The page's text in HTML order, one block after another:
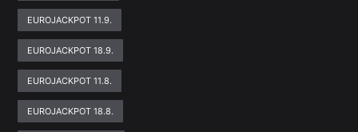
EUROJACKPOT 11.9.
EUROJACKPOT 18.9.
EUROJACKPOT 11.8.
EUROJACKPOT 18.8.